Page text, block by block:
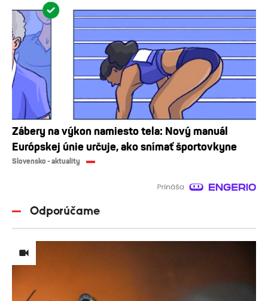
Zábery na výkon namiesto tela: Nový manuál
Európskej únie určuje, ako snímať športovkyne
Slovensko - aktuality
Odporúčame